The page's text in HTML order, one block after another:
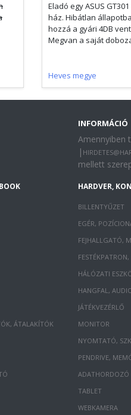
Eladó egy ASUS
ház. Hibátlan
hozzá a gyári 4DB
Megvan a saját
Heves megye
INFORMÁCIÓ
Amennyiben
|
mellett
ÁTALAKÍTÓK
HARDVER,
BILLENTYŰZET
EGÉR,
FEJHALLGATÓ,
HÁLÓZATI
HANGFAL,
JÁTÉKVEZÉRLŐ
MONITOR
NYOMTATÓ,
PENDRIVE,
ADATHORDOZÓ
TABLET
WEBKAMERA